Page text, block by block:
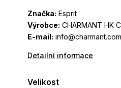
Značka: Esprit
Výrobce: CHARMANT HK
E-mail:
Detailní informace
Velikost